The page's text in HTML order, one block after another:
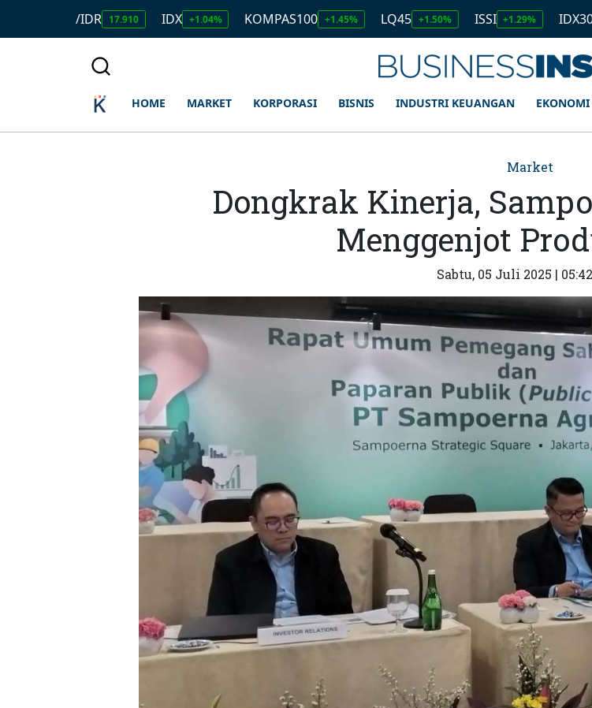
17.910 IDX +1.04% KOMPAS100 +1.45% LQ45 +1.50% ISSI +1.29% IDX30 +1.45%
HOME MARKET KORPORASI BISNIS INDUSTRI KEUANGAN EKONOMI
Market
Dongkrak Kinerja,
Menggenjot
Sabtu, 05 Juli 2025 |